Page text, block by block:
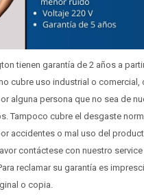
tienen garantía de 2 años a
cubre uso industrial o comercial,
alguna persona que no sea de
Tampoco cubre el desgaste
accidentes o mal uso del
contáctese con nuestro
reclamar su garantía es
o copia.